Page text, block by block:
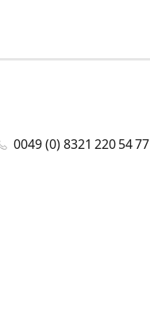
0049 (0) 8321 220 54 77